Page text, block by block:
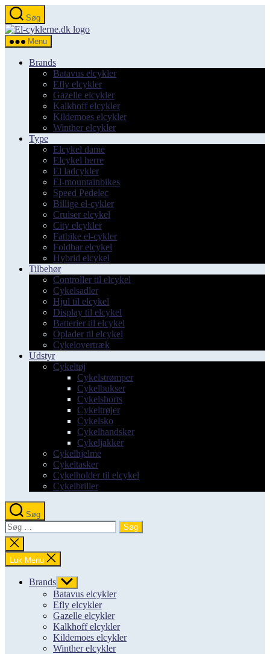
Spring
til
indholdet
Søg
el-
Menu
Brands
Batavus elcykler
Efly elcykler
Gazelle elcykler
Kalkhoff elcykler
Kildemoes elcykler
Winther elcykler
Type
Elcykel dame
Elcykel herre
El ladcykler
El-mountainbikes
Speed Pedelec
Billige el-cykler
Cruiser elcykel
City elcykler
Fatbike el-cykler
Foldbar elcykel
Hybrid elcykel
Tilbehør
Controller til elcykel
Cykelsadler
Hjul til elcykel
Display til elcykel
Batterier til elcykel
Oplader til elcykel
Cykelovertræk
Udstyr
Cykeltøj
Cykelstrømper
Cykelbukser
Cykelshorts
Cykeltrøjer
Cykelsko
Cykelhandsker
Cykeljakker
Cykelhjelme
Cykeltasker
Cykelholder til elcykel
Cykelbriller
Søg
Søg
efter:
Luk
søgning
Luk Menu
Brands Vis
undermenu
Batavus elcykler
Efly elcykler
Gazelle elcykler
Kalkhoff elcykler
Kildemoes elcykler
Winther elcykler